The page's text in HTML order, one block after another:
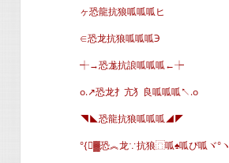
ヶ恐龍抗狼呱呱呱ヒ
∈恐龙抗狼呱呱呱Э
┽→恐尨抗誏呱呱呱←┾
o.↗恐龙扌亢犭良呱呱呱↖.o
◥◣恐龍抗狼呱呱呱◢◤
°{▓恐︽龙∵抗狼⿵呱♠呱ぴ呱ヾ°ヽ